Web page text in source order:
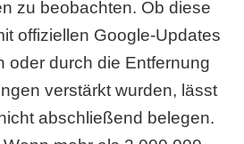
zu beobachten. Ob diese
offiziellen Google-Updates
oder durch die Entfernung
verstärkt wurden, lässt
abschließend belegen.